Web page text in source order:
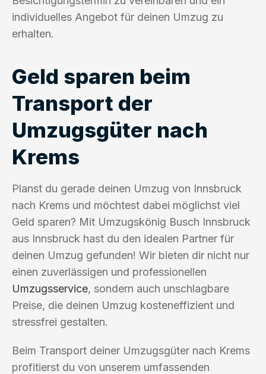
individuelles Angebot für deinen Umzug zu
erhalten.
Geld sparen beim
Transport der
Umzugsgüter nach
Krems
Planst du gerade deinen Umzug von Innsbruck
nach Krems und möchtest dabei möglichst viel
Geld sparen? Mit Umzugskönig Busch Innsbruck
aus Innsbruck hast du den idealen Partner für
deinen Umzug gefunden! Wir bieten dir nicht nur
einen zuverlässigen und professionellen
Umzugsservice, sondern auch unschlagbare
Preise, die deinen Umzug kosteneffizient und
stressfrei gestalten.
Beim Transport deiner Umzugsgüter nach Krems
profitierst du von unserem umfassenden